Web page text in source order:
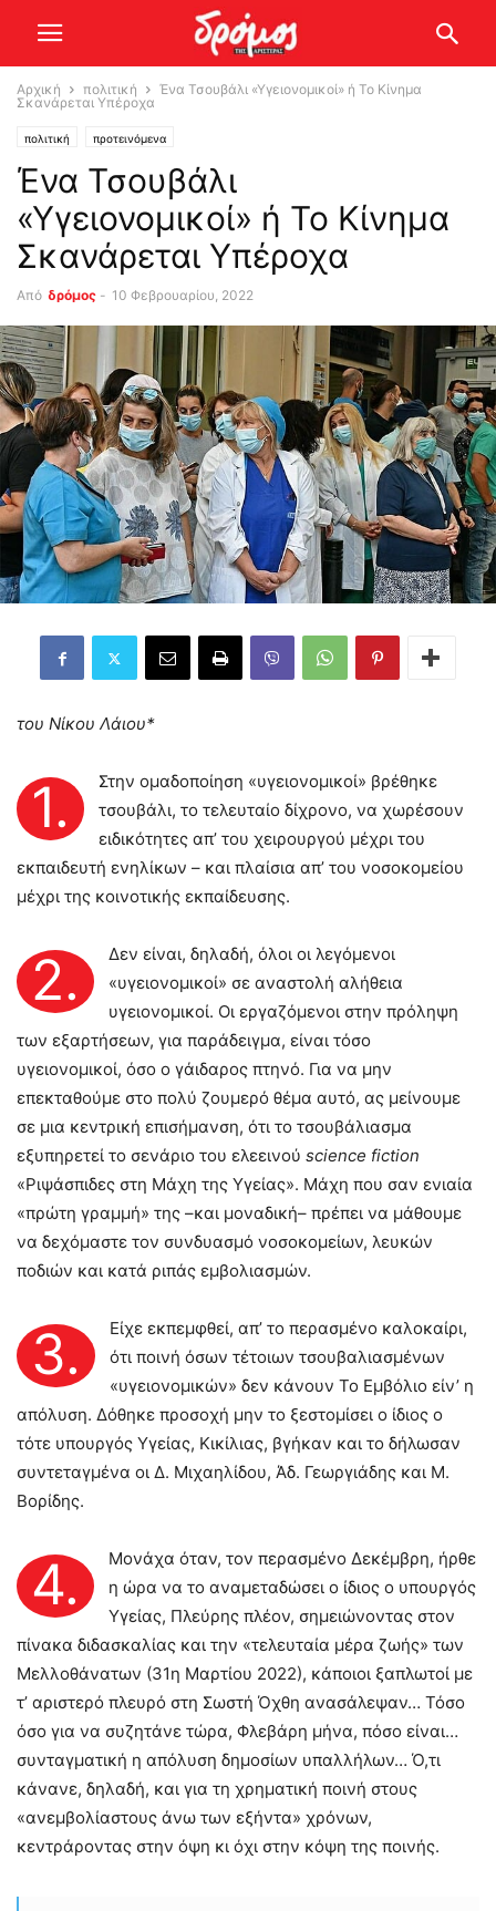
Αρχική πολιτική
Ένα Τσουβάλι «Υγειονομικοί» ή Το Κίνημα
Σκανάρεται Υπέροχα
πολιτική προτεινόμενα
Ένα Τσουβάλι
«Υγειονομικοί» ή Το Κίνημα
Σκανάρεται Υπέροχα
Από δρόμος - 10 Φεβρουαρίου, 2022
του Νίκου Λάιου*
1.
Στην ομαδοποίηση «υγειονομικοί» βρέθηκε
τσουβάλι, το τελευταίο δίχρονο, να χωρέσουν
ειδικότητες απ’ του χειρουργού μέχρι του
εκπαιδευτή ενηλίκων – και πλαίσια απ’ του νοσοκομείου
μέχρι της κοινοτικής εκπαίδευσης.
2.
Δεν είναι, δηλαδή, όλοι οι λεγόμενοι
«υγειονομικοί» σε αναστολή αλήθεια
υγειονομικοί. Οι εργαζόμενοι στην πρόληψη
των εξαρτήσεων, για παράδειγμα, είναι τόσο
υγειονομικοί, όσο ο γάιδαρος πτηνό. Για να μην
επεκταθούμε στο πολύ ζουμερό θέμα αυτό, ας μείνουμε
σε μια κεντρική επισήμανση, ότι το τσουβάλιασμα
εξυπηρετεί το σενάριο του ελεεινού science fiction
«Ριψάσπιδες στη Μάχη της Υγείας». Μάχη που σαν ενιαία
«πρώτη γραμμή» της –και μοναδική– πρέπει να μάθουμε
να δεχόμαστε τον συνδυασμό νοσοκομείων, λευκών
ποδιών και κατά ριπάς εμβολιασμών.
3.
Είχε εκπεμφθεί, απ’ το περασμένο καλοκαίρι,
ότι ποινή όσων τέτοιων τσουβαλιασμένων
«υγειονομικών» δεν κάνουν Το Εμβόλιο είν’ η
απόλυση. Δόθηκε προσοχή μην το ξεστομίσει ο ίδιος ο
τότε υπουργός Υγείας, Κικίλιας, βγήκαν και το δήλωσαν
συντεταγμένα οι Δ. Μιχαηλίδου, Άδ. Γεωργιάδης και Μ.
Βορίδης.
4.
Μονάχα όταν, τον περασμένο Δεκέμβρη, ήρθε
η ώρα να το αναμεταδώσει ο ίδιος ο υπουργός
Υγείας, Πλεύρης πλέον, σημειώνοντας στον
πίνακα διδασκαλίας και την «τελευταία μέρα ζωής» των
Μελλοθάνατων (31η Μαρτίου 2022), κάποιοι ξαπλωτοί με
τ’ αριστερό πλευρό στη Σωστή Όχθη ανασάλεψαν… Τόσο
όσο για να συζητάνε τώρα, Φλεβάρη μήνα, πόσο είναι…
συνταγματική η απόλυση δημοσίων υπαλλήλων… Ό,τι
κάνανε, δηλαδή, και για τη χρηματική ποινή στους
«ανεμβολίαστους άνω των εξήντα» χρόνων,
κεντράροντας στην όψη κι όχι στην κόψη της ποινής.